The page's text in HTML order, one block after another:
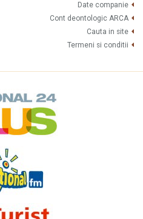
Date companie
Cont deontologic ARCA
Cauta in site
Termeni si conditii